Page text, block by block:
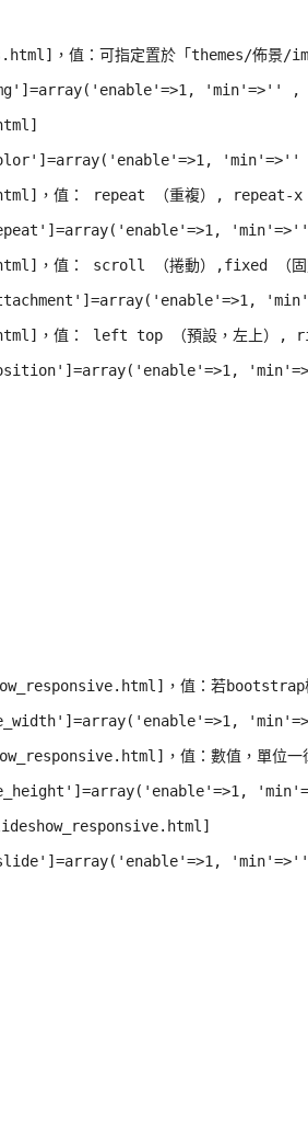
，值：可指定置於「themes/佈景/
'min'=>''
，值： repeat （重複）, repeat-x
，值： scroll （捲動）,fixed （固
，值： left top （預設，左上
，值：若bootstrap模
，值：數值，單位一